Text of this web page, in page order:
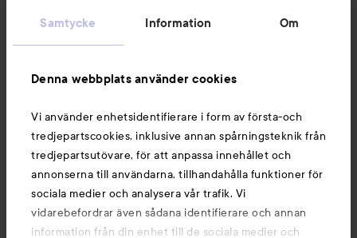
Samtycke Information Om
Denna webbplats använder cookies
Vi använder enhetsidentifierare i form av första-och
tredjepartscookies, inklusive annan spårningsteknik från
tredjepartsutövare, för att anpassa innehållet och
annonserna till användarna, tillhandahålla funktioner för
sociala medier och analysera vår trafik. Vi
vidarebefordrar även sådana identifierare och annan
information från din enhet till de sociala medier och
Du kanske också gillar